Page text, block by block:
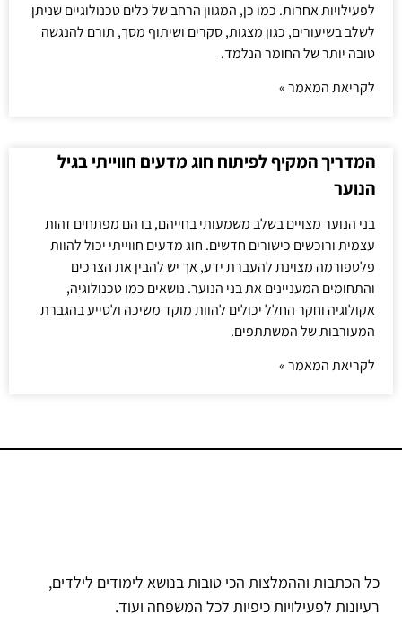
לפעילויות אחרות. כמו כן, המגוון הרחב של כלים טכנולוגיים שניתן
לשלב בשיעורים, כגון מצגות, סקרים ושיתוף מסך, תורם להנגשה
טובה יותר של החומר הנלמד.
לקריאת המאמר »
המדריך המקיף לפיתוח חוג מדעים חווייתי בגיל
הנוער
בני הנוער מצויים בשלב משמעותי בחייהם, בו הם מפתחים זהות
עצמית ורוכשים כישורים חדשים. חוג מדעים חווייתי יכול להוות
פלטפורמה מצוינת להעברת ידע, אך יש להבין את הצרכים
והתחומים המעניינים את בני הנוער. נושאים כמו טכנולוגיה,
אקולוגיה וחקר החלל יכולים להוות מוקד משיכה ולסייע בהגברת
המעורבות של המשתתפים.
לקריאת המאמר »
כל הכתבות וההמלצות הכי טובות בנושא לימודים לילדים,
רעיונות לפעילויות כיפיות לכל המשפחה ועוד.